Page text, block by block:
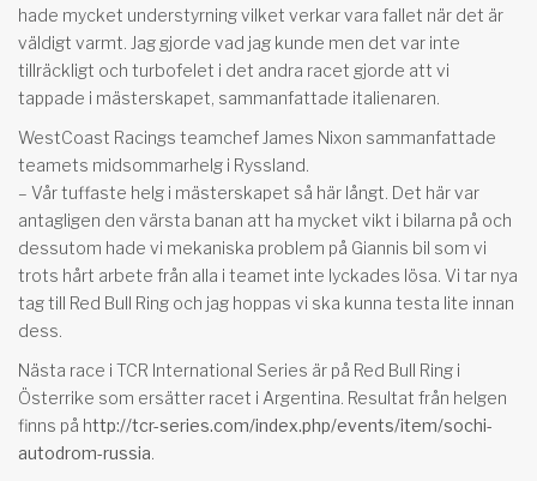
hade mycket understyrning vilket verkar vara fallet när det är
väldigt varmt. Jag gjorde vad jag kunde men det var inte
tillräckligt och turbofelet i det andra racet gjorde att vi
tappade i mästerskapet, sammanfattade italienaren.
WestCoast Racings teamchef James Nixon sammanfattade
teamets midsommarhelg i Ryssland.
– Vår tuffaste helg i mästerskapet så här långt. Det här var
antagligen den värsta banan att ha mycket vikt i bilarna på och
dessutom hade vi mekaniska problem på Giannis bil som vi
trots hårt arbete från alla i teamet inte lyckades lösa. Vi tar nya
tag till Red Bull Ring och jag hoppas vi ska kunna testa lite innan
dess.
Nästa race i TCR International Series är på Red Bull Ring i
Österrike som ersätter racet i Argentina. Resultat från helgen
finns på http://tcr-series.com/index.php/events/item/sochi-
autodrom-russia